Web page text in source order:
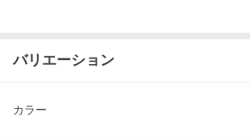
バリエーション
カラー